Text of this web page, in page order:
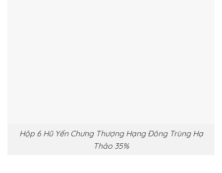
Hộp 6 Hũ Yến Chưng Thượng Hạng Đông Trùng Hạ
Thảo 35%